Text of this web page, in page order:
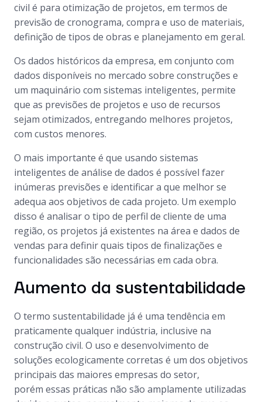
civil é para otimização de projetos, em termos de
previsão de cronograma, compra e uso de materiais,
definição de tipos de obras e planejamento em geral.
Os dados históricos da empresa, em conjunto com
dados disponíveis no mercado sobre construções e
um maquinário com sistemas inteligentes, permite
que as previsões de projetos e uso de recursos
sejam otimizados, entregando melhores projetos,
com custos menores.
O mais importante é que usando sistemas
inteligentes de análise de dados é possível fazer
inúmeras previsões e identificar a que melhor se
adequa aos objetivos de cada projeto. Um exemplo
disso é analisar o tipo de perfil de cliente de uma
região, os projetos já existentes na área e dados de
vendas para definir quais tipos de finalizações e
funcionalidades são necessárias em cada obra.
Aumento da sustentabilidade
O termo sustentabilidade já é uma tendência em
praticamente qualquer indústria, inclusive na
construção civil. O uso e desenvolvimento de
soluções ecologicamente corretas é um dos objetivos
principais das maiores empresas do setor,
porém essas práticas não são amplamente utilizadas